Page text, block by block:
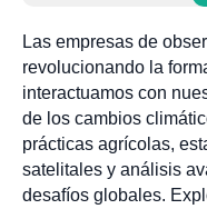
Las empresas de
revolucionando la
interactuamos con
de los cambios
prácticas agrícolas,
satelitales y análisis
desafíos globales.